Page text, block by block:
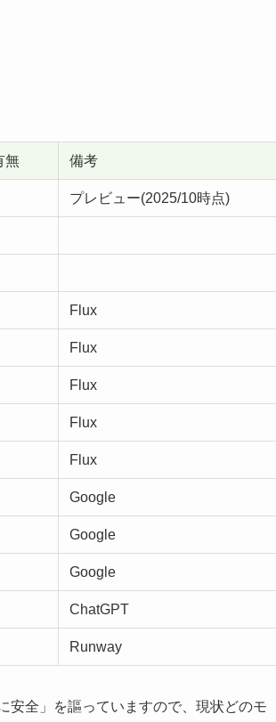
無 備考
プレビュー(2025/10時点)
Flux
Flux
Flux
Flux
Flux
Google
Google
Google
ChatGPT
Runway
安全」を謳っていますので、現状どのモ